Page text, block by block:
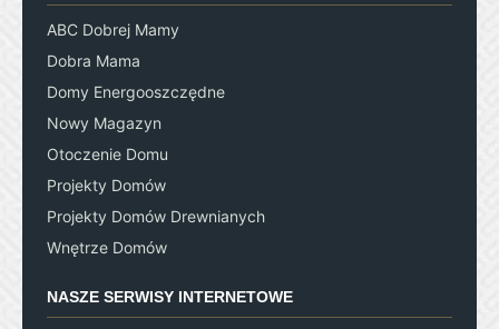
ABC Dobrej Mamy
Dobra Mama
Domy Energooszczędne
Nowy Magazyn
Otoczenie Domu
Projekty Domów
Projekty Domów Drewnianych
Wnętrze Domów
NASZE SERWISY INTERNETOWE